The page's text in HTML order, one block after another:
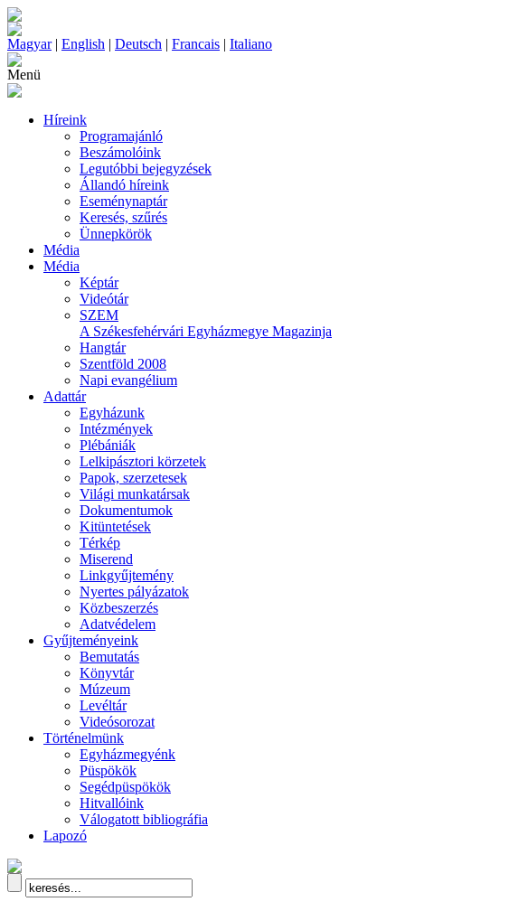
Magyar| English | Deutsch | Francais | Italiano
Menü
Híreink
Programajánló
Beszámolóink
Legutóbbi bejegyzések
Állandó híreink
Eseménynaptár
Keresés, szűrés
Ünnepkörök
Média
Média
Képtár
Videótár
SZEM
A Székesfehérvári Egyházmegye Magazinja
Hangtár
Szentföld 2008
Napi evangélium
Adattár
Egyházunk
Intézmények
Plébániák
Lelkipásztori körzetek
Papok, szerzetesek
Világi munkatársak
Dokumentumok
Kitüntetések
Térkép
Miserend
Linkgyűjtemény
Nyertes pályázatok
Közbeszerzés
Adatvédelem
Gyűjteményeink
Bemutatás
Könyvtár
Múzeum
Levéltár
Videósorozat
Történelmünk
Egyházmegyénk
Püspökök
Segédpüspökök
Hitvallóink
Válogatott bibliográfia
Lapozó